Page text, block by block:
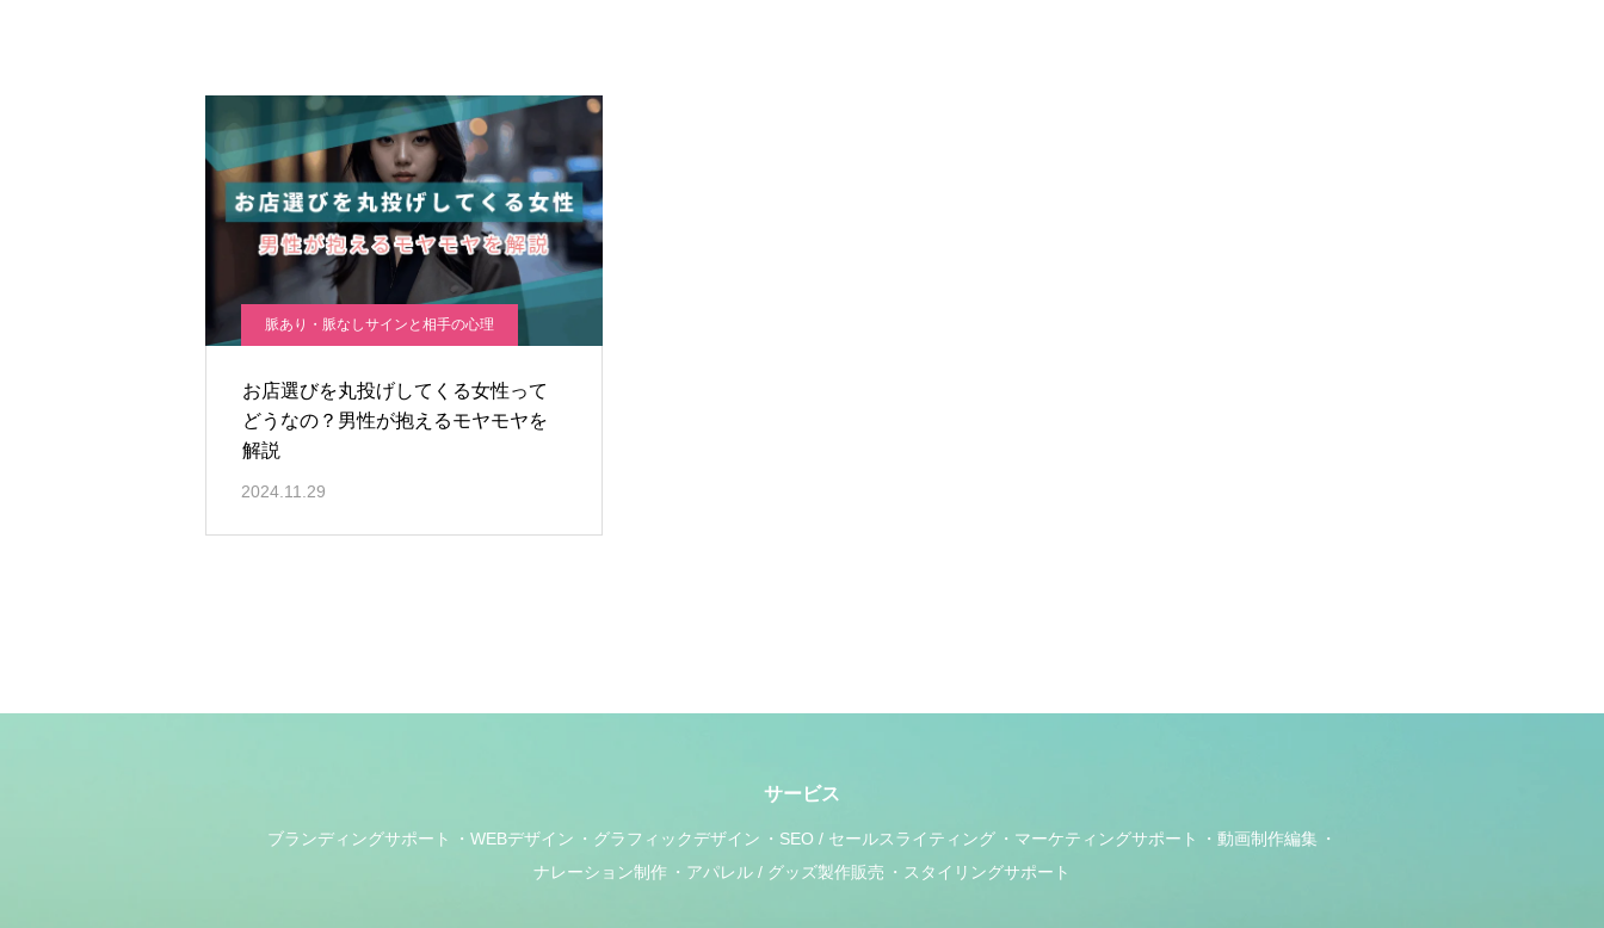
脈あり・脈なしサインと相手の心理
お店選びを丸投げしてくる女性って
どうなの？男性が抱えるモヤモヤを
解説
2024.11.29
サービス
ブランディングサポート WEBデザイン グラフィックデザイン SEO / セールスライティング マーケティングサポート
動画制作編集
ナレーション制作
アパレル / グッズ製作販売 スタイリングサポート